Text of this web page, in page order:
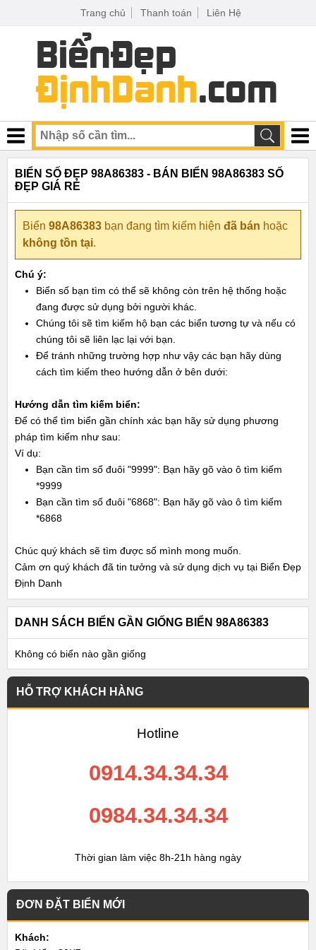
Trang chủ Thanh toán Liên Hệ
BIỂN SỐ ĐẸP 98A86383 - BÁN BIỂN 98A86383 SỐ
ĐẸP GIÁ RẺ
Biển 98A86383 bạn đang tìm kiếm hiện đã bán hoặc
không tồn tại.
Chú ý:
Biển số bạn tìm có thể sẽ không còn trên hệ thống hoặc
đang được sử dụng bởi người khác.
Chúng tôi sẽ tìm kiếm hộ bạn các biển tương tự và nếu có
chúng tôi sẽ liên lạc lại với bạn.
Để tránh những trường hợp như vậy các bạn hãy dùng
cách tìm kiếm theo hướng dẫn ở bên dưới:
Hướng dẫn tìm kiếm biển:
Để có thể tìm biển gần chính xác bạn hãy sử dụng phương
pháp tìm kiếm như sau:
Ví dụ:
Bạn cần tìm số đuôi "9999": Bạn hãy gõ vào ô tìm kiếm
*9999
Bạn cần tìm số đuôi "6868": Bạn hãy gõ vào ô tìm kiếm
*6868
Chúc quý khách sẽ tìm được số mình mong muốn.
Cảm ơn quý khách đã tin tưởng và sử dụng dịch vụ tại Biển Đẹp
Định Danh
DANH SÁCH BIỂN GẦN GIỐNG BIỂN 98A86383
Không có biển nào gần giống
HỖ TRỢ KHÁCH HÀNG
Hotline
0914.34.34.34
0984.34.34.34
Thời gian làm việc 8h-21h hàng ngày
ĐƠN ĐẶT BIỂN MỚI
Khách: